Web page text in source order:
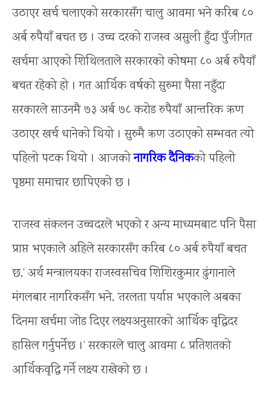
उठाएर खर्च चलाएको सरकारसँग चालु आवमा भने करिब ८०
अर्ब रुपैयाँ बचत छ । उच्च दरको राजस्व असुली हुँदा पुँजीगत
खर्चमा आएको शिथिलताले सरकारको कोषमा ८० अर्ब रुपैयाँ
बचत रहेको हो । गत आर्थिक वर्षको सुरुमा पैसा नहुँदा
सरकारले साउनमै ७३ अर्ब ७८ करोड रुपैयाँ आन्तरिक ऋण
उठाएर खर्च धानेको थियो । सुरुमै ऋण उठाएको सम्भवत त्यो
पहिलो पटक थियो । आजकोनागरिक दैनिकको पहिलो
पृष्ठमा समाचार छापिएको छ ।
‘राजस्व संकलन उच्चदरले भएको र अन्य माध्यमबाट पनि पैसा
प्राप्त भएकाले अहिले सरकारसँग करिब ८० अर्ब रुपैयाँ बचत
छ,’ अर्थ मन्त्रालयका राजस्वसचिव शिशिरकुमार ढुंगानाले
मंगलबार नागरिकसँग भने, ‘तरलता पर्याप्त भएकाले अबका
दिनमा खर्चमा जोड दिएर लक्ष्यअनुसारको आर्थिक वृद्धिदर
हासिल गर्नुपर्नेछ ।’ सरकारले चालु आवमा ८ प्रतिशतको
आर्थिकवृद्धि गर्ने लक्ष्य राखेको छ ।